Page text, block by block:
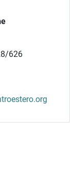
626